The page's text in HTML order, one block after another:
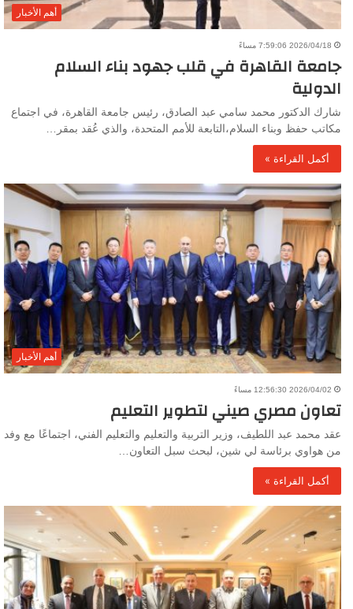
أهم الأخبار
2026/04/18 7:59:06 مساءً
جامعة القاهرة في قلب جهود بناء السلام
الدولية
شارك الدكتور محمد سامي عبد الصادق، رئيس جامعة القاهرة، في اجتماع
مكاتب حفظ وبناء السلام،التابعة للأمم المتحدة، والذي عُقد بمقر…
أكمل القراءة »
أهم الأخبار
2026/04/02 12:56:30 مساءً
تعاون مصري صيني لتطوير التعليم
عقد محمد عبد اللطيف، وزير التربية والتعليم والتعليم الفني، اجتماعًا مع وفد
من هواوي برئاسة لي شين، لبحث سبل التعاون…
أكمل القراءة »